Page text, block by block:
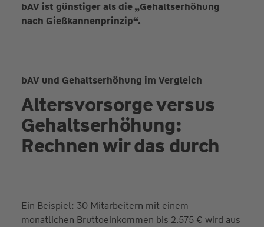
bAV ist günstiger als die „Gehaltserhöhung
nach Gießkannenprinzip“.
bAV und Gehaltserhöhung im Vergleich
Altersvorsorge versus
Gehalts­erhöhung:
Rechnen wir das durch
Ein Beispiel: 30 Mitarbeitern mit einem
monatlichen Bruttoeinkommen bis 2.575 € wird aus